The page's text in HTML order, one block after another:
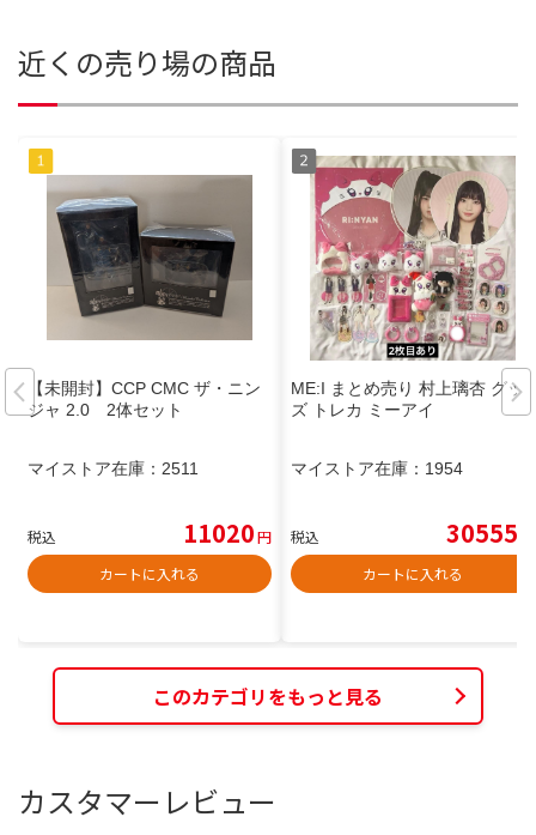
近くの売り場の商品
【未開封】CCP CMC ザ・ニン
ジャ 2.0 2体セット
マイストア在庫： 2511
税込 11020円
カートに入れる
ME:I まとめ売り 村上璃杏 グッ
ズ トレカ ミーアイ
マイストア在庫： 1954
税込 30555
カートに入れる
このカテゴリをもっと見る
カスタマーレビュー